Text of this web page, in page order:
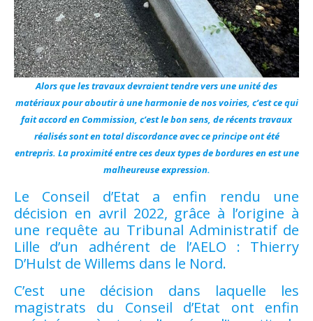
Alors que les travaux devraient tendre vers une unité des
matériaux pour aboutir à une harmonie de nos voiries, c’est ce qui
fait accord en Commission, c’est le bon sens, de récents travaux
réalisés sont en total discordance avec ce principe ont été
entrepris. La proximité entre ces deux types de bordures en est une
malheureuse expression.
Le Conseil d’Etat a enfin rendu une
décision en avril 2022, grâce à l’origine à
une requête au Tribunal Administratif de
Lille d’un adhérent de l’AELO : Thierry
D’Hulst de Willems dans le Nord.
C’est une décision dans laquelle les
magistrats du Conseil d’Etat ont enfin